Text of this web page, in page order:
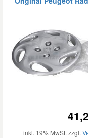
inkl. 19% MwSt. zzgl.
Zündanlage und
Karosserie
Winter-
Dodge
Honda
Jeep Ersatzteile